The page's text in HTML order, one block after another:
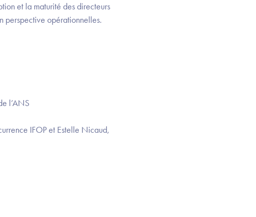
et la maturité des directeurs
perspective opérationnelles.
l’ANS
IFOP et Estelle Nicaud,